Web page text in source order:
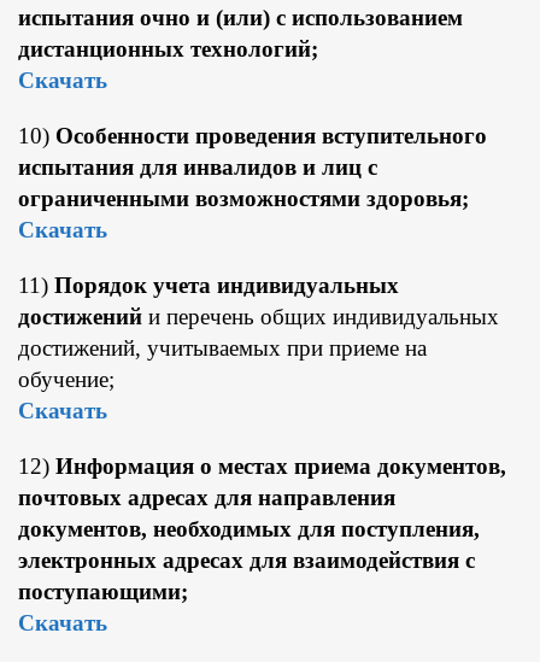
испытания очно и (или) с использованием
дистанционных технологий;
Скачать
10) Особенности проведения вступительного
испытания для инвалидов и лиц с
ограниченными возможностями здоровья;
Скачать
11) Порядок учета индивидуальных
достижений и перечень общих индивидуальных
достижений, учитываемых при приеме на
обучение;
Скачать
12) Информация о местах приема документов,
почтовых адресах для направления
документов, необходимых для поступления,
электронных адресах для взаимодействия с
поступающими;
Скачать